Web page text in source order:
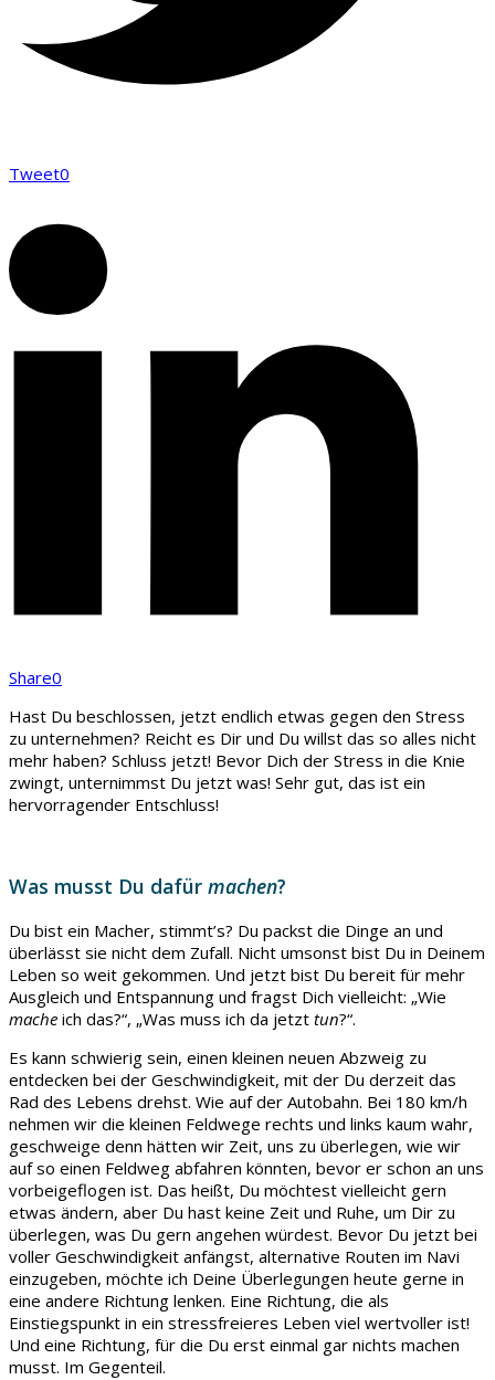
Tweet0
Share0
Hast Du beschlossen, jetzt endlich etwas gegen den Stress
zu unternehmen? Reicht es Dir und Du willst das so alles nicht
mehr haben? Schluss jetzt! Bevor Dich der Stress in die Knie
zwingt, unternimmst Du jetzt was! Sehr gut, das ist ein
hervorragender Entschluss!
Was musst Du dafür machen?
Du bist ein Macher, stimmt’s? Du packst die Dinge an und
überlässt sie nicht dem Zufall. Nicht umsonst bist Du in Deinem
Leben so weit gekommen. Und jetzt bist Du bereit für mehr
Ausgleich und Entspannung und fragst Dich vielleicht: „Wie
mache ich das?“, „Was muss ich da jetzt tun?“.
Es kann schwierig sein, einen kleinen neuen Abzweig zu
entdecken bei der Geschwindigkeit, mit der Du derzeit das
Rad des Lebens drehst. Wie auf der Autobahn. Bei 180 km/h
nehmen wir die kleinen Feldwege rechts und links kaum wahr,
geschweige denn hätten wir Zeit, uns zu überlegen, wie wir
auf so einen Feldweg abfahren könnten, bevor er schon an uns
vorbeigeflogen ist. Das heißt, Du möchtest vielleicht gern
etwas ändern, aber Du hast keine Zeit und Ruhe, um Dir zu
überlegen, was Du gern angehen würdest. Bevor Du jetzt bei
voller Geschwindigkeit anfängst, alternative Routen im Navi
einzugeben, möchte ich Deine Überlegungen heute gerne in
eine andere Richtung lenken. Eine Richtung, die als
Einstiegspunkt in ein stressfreieres Leben viel wertvoller ist!
Und eine Richtung, für die Du erst einmal gar nichts machen
musst. Im Gegenteil.